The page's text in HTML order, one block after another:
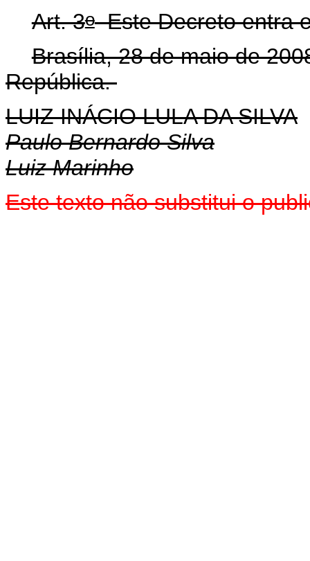
Art. 3oEste Decreto entra
Brasília, 28 de maio de
República.
LUIZ INÁCIO LULA DA SILVA
Paulo Bernardo Silva
Luiz Marinho
Estetexto não substitui o